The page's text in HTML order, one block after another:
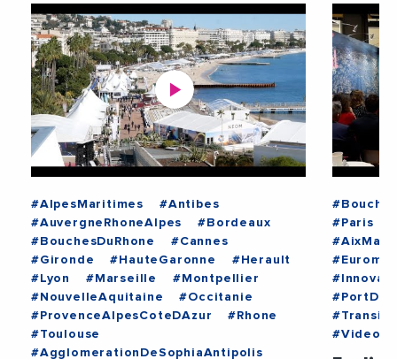
#AlpesMaritimes
#Antibes
#AuvergneRhoneAlpes
#Bordeaux
#BouchesDuRhone
#Cannes
#Gironde
#HauteGaronne
#Herault
#Lyon
#Marseille
#Montpellier
#NouvelleAquitaine
#Occitanie
#ProvenceAlpesCoteDAzur
#Rhone
#Toulouse
#AgglomerationDeSophiaAntipolis
#Paris
#Videos